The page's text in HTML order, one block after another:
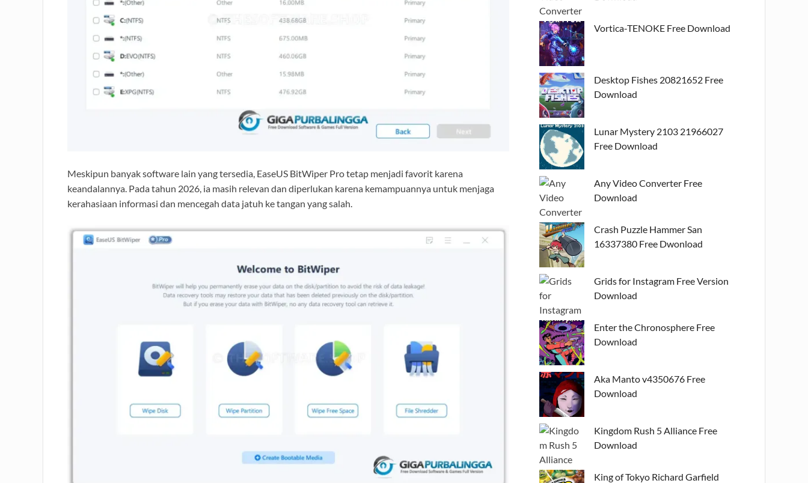
Meskipun banyak software lain yang tersedia, EaseUS BitWiper Pro tetap menjadi favorit karena
keandalannya. Pada tahun 2026, ia masih relevan dan diperlukan karena kemampuannya untuk menjaga
kerahasiaan informasi dan mencegah data jatuh ke tangan yang salah.
Vortica-TENOKE Free Download
Desktop Fishes 20821652 Free
Download
Lunar Mystery 2103 21966027
Free Download
Any Video Converter Free
Download
Crash Puzzle Hammer San
16337380 Free Dwonload
Grids for Instagram Free Version
Download
Enter the Chronosphere Free
Download
Aka Manto v4350676 Free
Download
Kingdom Rush 5 Alliance Free
Download
King of Tokyo Richard Garfield